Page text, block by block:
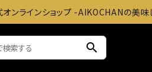
ンラインショップ -AIKOCHANの美
search